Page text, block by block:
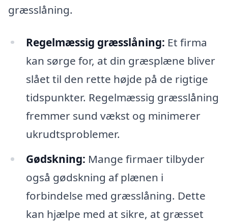
græsslåning.
Regelmæssig græsslåning: Et firma
kan sørge for, at din græsplæne bliver
slået til den rette højde på de rigtige
tidspunkter. Regelmæssig græsslåning
fremmer sund vækst og minimerer
ukrudtsproblemer.
Gødskning: Mange firmaer tilbyder
også gødskning af plænen i
forbindelse med græsslåning. Dette
kan hjælpe med at sikre, at græsset